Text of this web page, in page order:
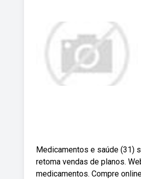
Medicamentos e saúde (31)
retoma vendas de planos.
medicamentos. Compre